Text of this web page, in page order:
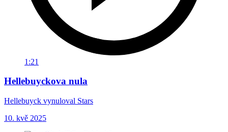
1:21
Hellebuyckova nula
Hellebuyck vynuloval Stars
10. kvě 2025